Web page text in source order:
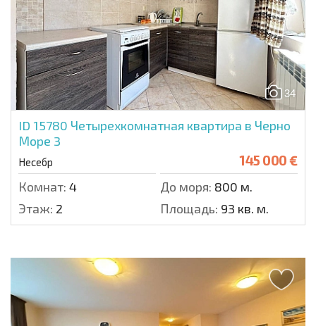
34
ID 15780 Четырехкомнатная квартира в Черно
Море 3
Несебр 145 000 €
Комнат: 4 До моря: 800 м.
Этаж: 2 Площадь: 93 кв. м.